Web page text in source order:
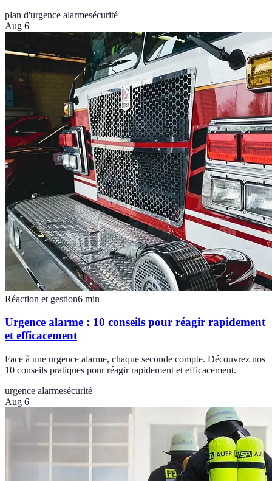
plan d'urgence alarmesécurité
Aug 6
Réaction et gestion6 min
Urgence alarme : 10 conseils pour réagir rapidement
et efficacement
Face à une urgence alarme, chaque seconde compte. Découvrez nos
10 conseils pratiques pour réagir rapidement et efficacement.
urgence alarmesécurité
Aug 6